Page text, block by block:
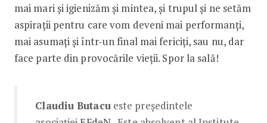
mai mari și igienizăm și mintea, și trupul și ne setăm
aspirații pentru care vom deveni mai performanți,
mai asumați și într-un ­final mai fericiți, sau nu, dar
face parte din provocările vieții. Spor la sală!
Claudiu Butacueste președintele